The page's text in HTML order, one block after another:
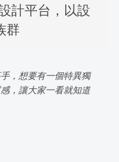
計平台，以設
群
，想要有一個特異獨
，讓大家一看就知道